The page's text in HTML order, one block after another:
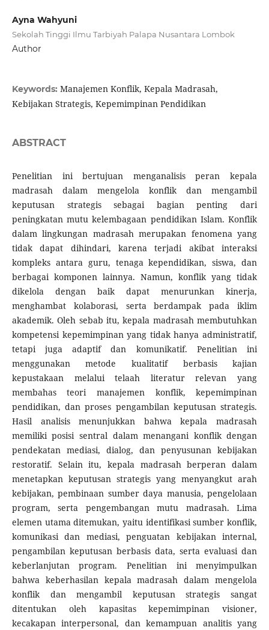
Ayna Wahyuni
Sekolah Tinggi Ilmu Tarbiyah Palapa Nusantara Lombok
Author
Keywords: Manajemen Konflik, Kepala Madrasah,
Kebijakan Strategis, Kepemimpinan Pendidikan
ABSTRACT
Penelitian ini bertujuan menganalisis peran kepala
madrasah dalam mengelola konflik dan mengambil
keputusan strategis sebagai bagian penting dari
peningkatan mutu kelembagaan pendidikan Islam. Konflik
dalam lingkungan madrasah merupakan fenomena yang
tidak dapat dihindari, karena terjadi akibat interaksi
kompleks antara guru, tenaga kependidikan, siswa, dan
berbagai komponen lainnya. Namun, konflik yang tidak
dikelola dengan baik dapat menurunkan kinerja,
menghambat kolaborasi, serta berdampak pada iklim
akademik. Oleh sebab itu, kepala madrasah membutuhkan
kompetensi kepemimpinan yang tidak hanya administratif,
tetapi juga adaptif dan komunikatif. Penelitian ini
menggunakan metode kualitatif berbasis kajian
kepustakaan melalui telaah literatur relevan yang
membahas teori manajemen konflik, kepemimpinan
pendidikan, dan proses pengambilan keputusan strategis.
Hasil analisis menunjukkan bahwa kepala madrasah
memiliki posisi sentral dalam menangani konflik dengan
pendekatan mediasi, dialog, dan penyusunan kebijakan
restoratif. Selain itu, kepala madrasah berperan dalam
menetapkan keputusan strategis yang menyangkut arah
kebijakan, pembinaan sumber daya manusia, pengelolaan
program, serta pengembangan mutu madrasah. Lima
elemen utama ditemukan, yaitu identifikasi sumber konflik,
komunikasi dan mediasi, penguatan kebijakan internal,
pengambilan keputusan berbasis data, serta evaluasi dan
keberlanjutan program. Penelitian ini menyimpulkan
bahwa keberhasilan kepala madrasah dalam mengelola
konflik dan mengambil keputusan strategis sangat
ditentukan oleh kapasitas kepemimpinan visioner,
kecakapan interpersonal, dan kemampuan analitis yang